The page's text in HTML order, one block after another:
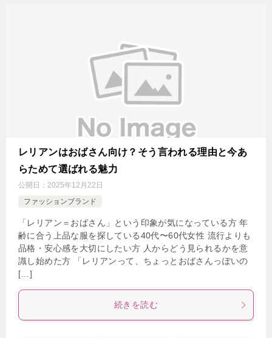
レリアンはおばさん向け？そう言われる理由と今あ
らためて選ばれる魅力
公開日： 2025年12月22日
ファッションブランド
「レリアン＝おばさん」という印象が気になっている方 年
齢に合う上品な服を探している40代〜60代女性 流行よりも
品格・安心感を大切にしたい方 人からどう見られるかを意
識し始めた方 「レリアンって、ちょっとおばさんっぽいの
[…]
続きを読む